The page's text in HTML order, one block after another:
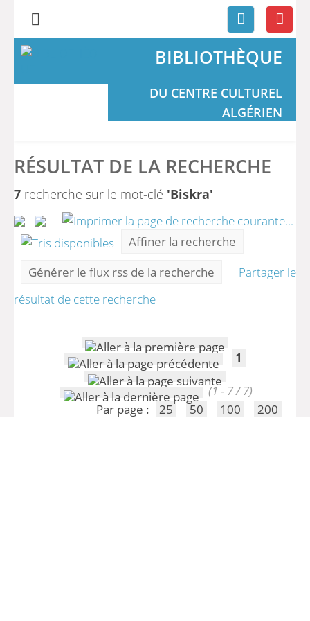
BIBLIOTHÈQUE
DU CENTRE CULTUREL
ALGÉRIEN
RÉSULTAT DE LA RECHERCHE
7 recherche sur le mot-clé 'Biskra'
Affiner la recherche
Générer le flux rss de la recherche
Partager le
résultat de cette recherche
1
(1 - 7 / 7)
Par page :
25 50 100 200